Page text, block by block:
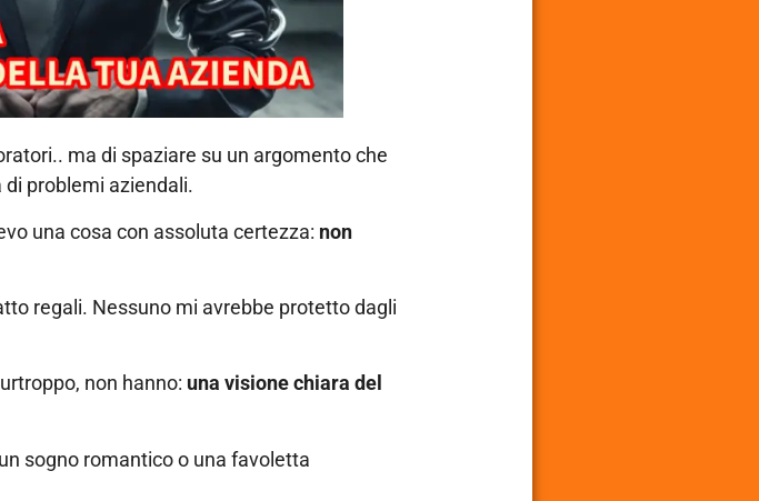
ma di spaziare su un argomento che
problemi aziendali.
una cosa con assoluta certezza: non
regali. Nessuno mi avrebbe protetto dagli
non hanno: una visione chiara del
sogno romantico o una favoletta